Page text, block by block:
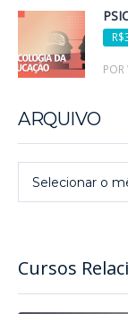
Cursos
POR
ARQUIVO
Selecionar o